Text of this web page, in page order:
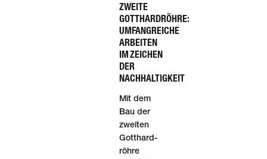
ZWEITE
GOTTHARDRÖHRE:
UMFANGREICHE
ARBEITEN
IM ZEICHEN
DER
NACHHALTIGKEIT
Mit dem
Bau der
zwei­ten
Gott­hard­
röhre